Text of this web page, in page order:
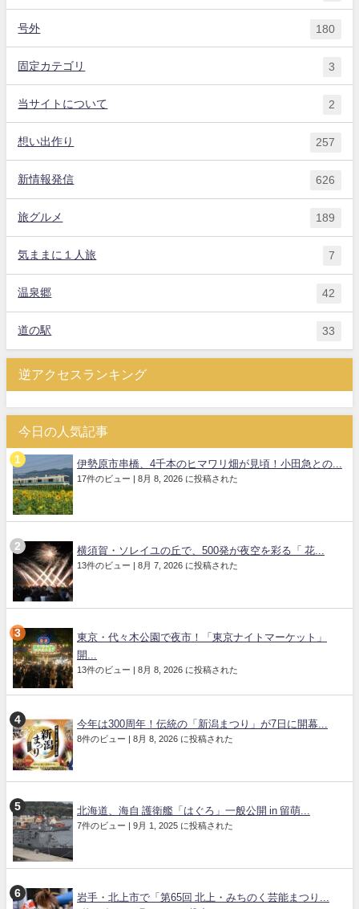
号外 180
固定カテゴリ 3
当サイトについて 2
想い出作り 257
新情報発信 626
旅グルメ 189
気ままに１人旅 7
温泉郷 42
道の駅 33
逆アクセスランキング
今日の人気記事
伊勢原市串橋、4千本のヒマワリ畑が見頃！小田急との...
17件のビュー | 8月 8, 2026 に投稿された
横須賀・ソレイユの丘で、500発が夜空を彩る「 花...
13件のビュー | 8月 7, 2026 に投稿された
東京・代々木公園で夜市！「東京ナイトマーケット」
開...
13件のビュー | 8月 8, 2026 に投稿された
今年は300周年！伝統の「新潟まつり」が7日に開幕...
8件のビュー | 8月 8, 2026 に投稿された
北海道、海自 護衛艦「はぐろ」一般公開 in 留萌...
7件のビュー | 9月 1, 2025 に投稿された
岩手・北上市で「第65回 北上・みちのく芸能まつり...